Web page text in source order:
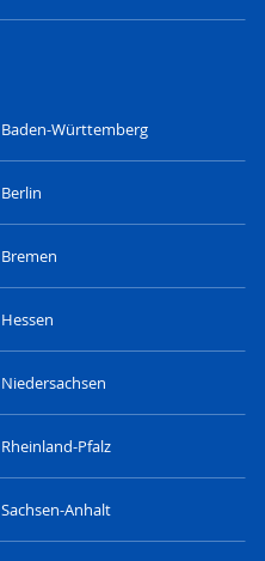
Baden-Württemberg
Berlin
Bremen
Hessen
Niedersachsen
Rheinland-Pfalz
Sachsen-Anhalt